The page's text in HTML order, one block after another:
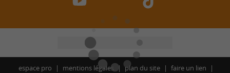
espace pro mentions légales plan du site faire un lien